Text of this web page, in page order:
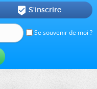
Se souvenir de moi ?
 S'inscrire